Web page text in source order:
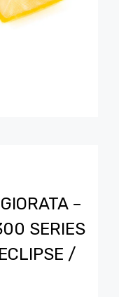
–
SERIES
/